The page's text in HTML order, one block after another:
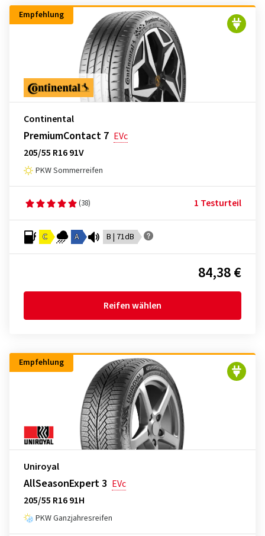
Empfehlung
Continental
PremiumContact 7 EVc
205/55 R16 91V
PKW Sommerreifen
(38) 1 Testurteil
C A B | 71dB
84,38 €
Reifen wählen
Empfehlung
Uniroyal
AllSeasonExpert 3 EVc
205/55 R16 91H
PKW Ganzjahresreifen